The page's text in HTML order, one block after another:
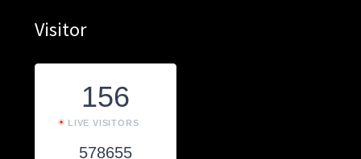
Visitor
156
LIVE VISITORS
578655